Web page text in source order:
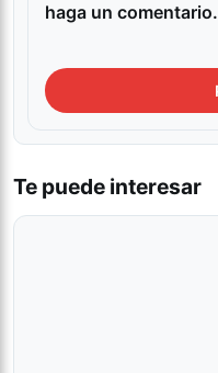
haga un comentario.
Te puede interesar